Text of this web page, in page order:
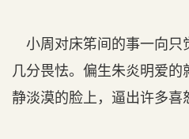
小周对床笫间的事一向只
几分畏怯。偏生朱炎明爱
静淡漠的脸上，逼出许多喜